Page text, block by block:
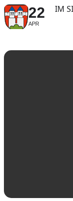
22
APR
IM